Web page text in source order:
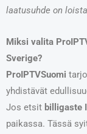
laatusuhde on
Miksi valita
Sverige?
ProIPTVSuomi
yhdistävät
Jos etsit billigaste
paikassa. Tässä